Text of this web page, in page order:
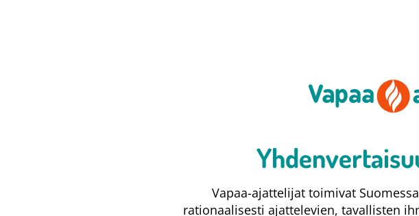
Vapaa-ajattelijat toimivat
rationaalisesti ajattelevien, tavallisten